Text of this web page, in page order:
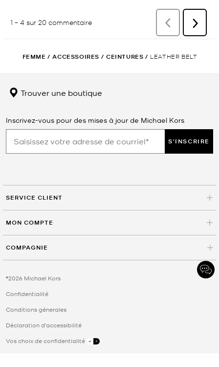
FEMME / ACCESSOIRES / CEINTURES / LEATHER BELT
Trouver une boutique
Inscrivez-vous pour des mises à jour de Michael Kors
S'INSCRIRE
SERVICE CLIENT
MON COMPTE
COMPAGNIE
©2026 Michael Kors
Confidentialité
Conditions génerales
Déclaration d'accessibilité
Vos choix de confidentialité